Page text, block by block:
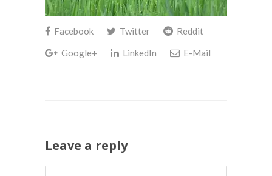
Facebook Twitter
Reddit
Google+
LinkedIn E-Mail
Leave a reply